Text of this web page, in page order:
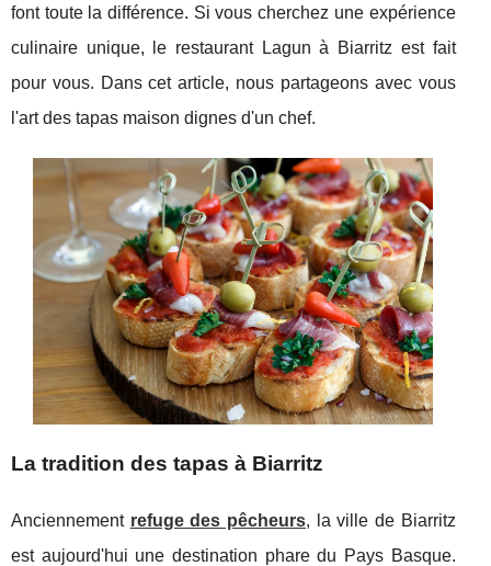
font toute la différence. Si vous cherchez une expérience
culinaire unique, le restaurant Lagun à Biarritz est fait
pour vous. Dans cet article, nous partageons avec vous
l'art des tapas maison dignes d'un chef.
La tradition des tapas à Biarritz
Anciennement refuge des pêcheurs, la ville de Biarritz
est aujourd'hui une destination phare du Pays Basque.